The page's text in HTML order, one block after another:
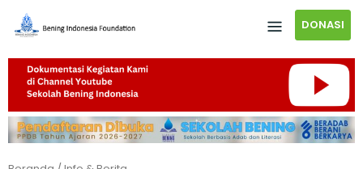
DONASI